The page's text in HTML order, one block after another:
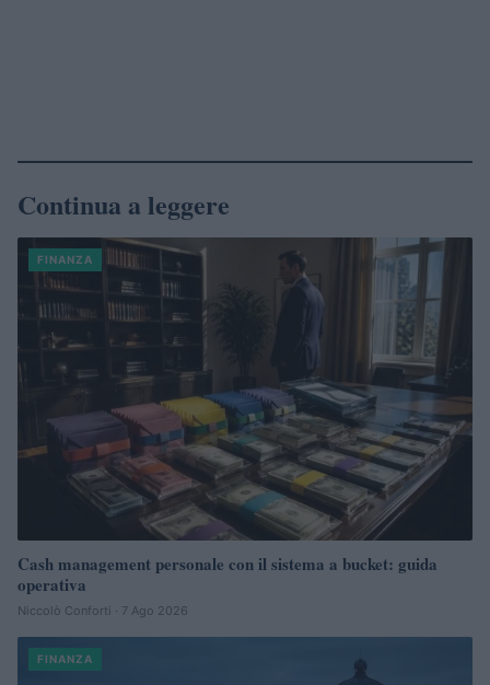
Continua a leggere
FINANZA
Cash management personale con il sistema a bucket: guida
operativa
Niccolò Conforti · 7 Ago 2026
FINANZA